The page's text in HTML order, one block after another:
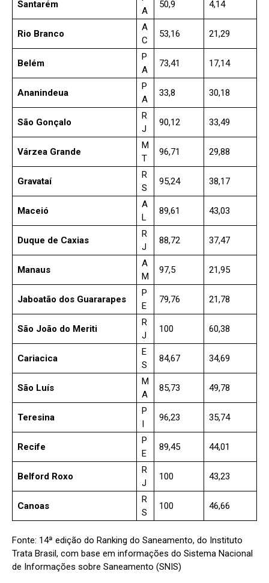
Santarém
A
50,9 4,14
Rio Branco
A
C
53,16 21,29
Belém
P
A
73,41 17,14
Ananindeua
P
A
33,8 30,18
São Gonçalo
R
J
90,12 33,49
Várzea Grande
M
T
96,71 29,88
Gravataí
R
S
95,24 38,17
Maceió
A
L
89,61 43,03
Duque de Caxias
R
J
88,72 37,47
Manaus
A
M
97,5 21,95
Jaboatão dos Guararapes
P
E
79,76 21,78
São João do Meriti
R
J
100 60,38
Cariacica
E
S
84,67 34,69
São Luís
M
A
85,73 49,78
Teresina
P
I
96,23 35,74
Recife
P
E
89,45 44,01
Belford Roxo
R
J
100 43,23
Canoas
R
S
100 46,66
Fonte: 14ª edição do Ranking do Saneamento, do Instituto
Trata Brasil, com base em informações do Sistema Nacional
de Informações sobre Saneamento (SNIS)